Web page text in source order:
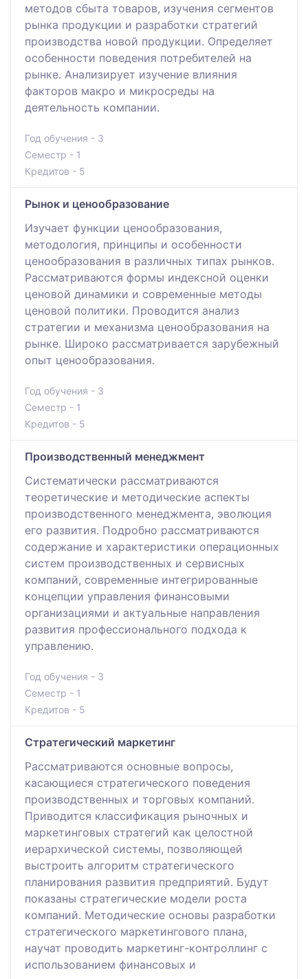
методов сбыта товаров, изучения сегментов
рынка продукции и разработки стратегий
производства новой продукции. Определяет
особенности поведения потребителей на
рынке. Анализирует изучение влияния
факторов макро и микросреды на
деятельность компании.
Год обучения - 3
Семестр - 1
Кредитов - 5
Рынок и ценообразование
Изучает функции ценообразования,
методология, принципы и особенности
ценообразования в различных типах рынков.
Рассматриваются формы индексной оценки
ценовой динамики и современные методы
ценовой политики. Проводится анализ
стратегии и механизма ценообразования на
рынке. Широко рассматривается зарубежный
опыт ценообразования.
Год обучения - 3
Семестр - 1
Кредитов - 5
Производственный менеджмент
Систематически рассматриваются
теоретические и методические аспекты
производственного менеджмента, эволюция
его развития. Подробно рассматриваются
содержание и характеристики операционных
систем производственных и сервисных
компаний, современные интегрированные
концепции управления финансовыми
организациями и актуальные направления
развития профессионального подхода к
управлению.
Год обучения - 3
Семестр - 1
Кредитов - 5
Стратегический маркетинг
Рассматриваются основные вопросы,
касающиеся стратегического поведения
производственных и торговых компаний.
Приводится классификация рыночных и
маркетинговых стратегий как целостной
иерархической системы, позволяющей
выстроить алгоритм стратегического
планирования развития предприятий. Будут
показаны стратегические модели роста
компаний. Методические основы разработки
стратегического маркетингового плана,
научат проводить маркетинг-контроллинг с
использованием финансовых и